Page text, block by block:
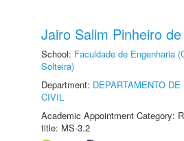
Jairo Salim Pinheiro
School: Faculdade de Engenharia
Solteira)
Department: DEPARTAMENTO
CIVIL
Academic Appointment Category:
title: MS-3.2